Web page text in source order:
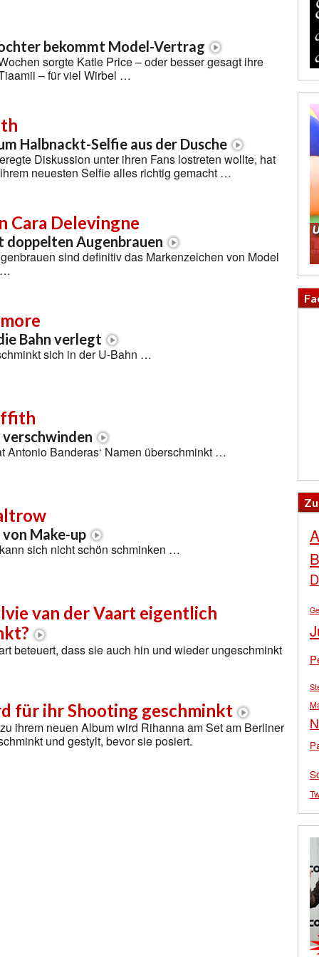
bekommt Model-Vertrag
sorgte Katie Price – oder besser gesagt ihre
– für viel Wirbel …
Halbnackt-Selfie aus der Dusche
Diskussion unter ihren Fans lostreten wollte, hat
neuesten Selfie alles richtig gemacht …
Cara Delevingne
doppelten Augenbrauen
sind definitiv das Markenzeichen von Model
…
Bahn verlegt
sich in der U-Bahn …
Antonio Banderas‘ Namen überschminkt …
Make-up
sich nicht schön schminken …
van der Vaart eigentlich
beteuert, dass sie auch hin und wieder ungeschminkt
für ihr Shooting geschminkt
ihrem neuen Album wird Rihanna am Set am Berliner
und gestylt, bevor sie posiert.